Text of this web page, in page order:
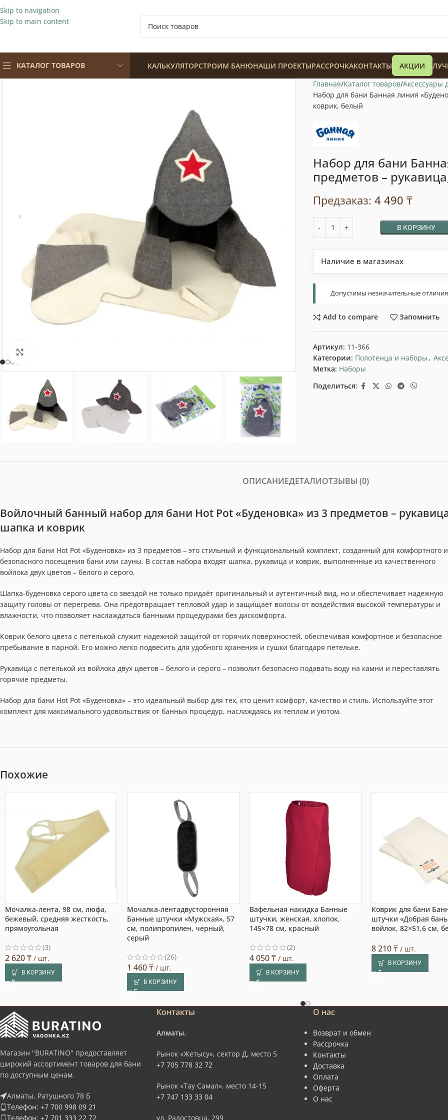
Skip to navigation
Skip to main content
КАТАЛОГ ТОВАРОВ КАЛЬКУЛЯТОРСТРОИМ БАНЮНАШИ ПРОЕКТЫРАССРОЧКАКОНТАКТЫ АКЦИИ
Главная Каталог товаров Аксессуары
Набор для бани Банная линия
коврик, белый
Набор для бани
предметов –
Предзаказ: 4 490 ₸
В КОРЗИНУ
Наличие в магазинах
Допустимы незначительные
Add to compare Запомнить
Артикул: 11-366
Категории: Полотенца и наборы ,
Метка: Наборы
Поделиться:
ОПИСАНИЕДЕТАЛИОТЗЫВЫ (0)
Войлочный банный набор для бани Hot Pot «Буденовка» из 3 предметов –
шапка и коврик
Набор для бани Hot Pot «Буденовка» из 3 предметов – это стильный и функциональный комплект, созданный для комфортного и
безопасного посещения бани или сауны. В состав набора входят шапка, рукавица и коврик, выполненные из качественного
войлока двух цветов – белого и серого.
Шапка-буденовка серого цвета со звездой не только придаёт оригинальный и аутентичный вид, но и обеспечивает надежную
защиту головы от перегрева. Она предотвращает тепловой удар и защищает волосы от воздействия высокой температуры и
влажности, что позволяет наслаждаться банными процедурами без дискомфорта.
Коврик белого цвета с петелькой служит надежной защитой от горячих поверхностей, обеспечивая комфортное и безопасное
пребывание в парной. Его можно легко подвесить для удобного хранения и сушки благодаря петельке.
Рукавица с петелькой из войлока двух цветов – белого и серого – позволит безопасно подавать воду на камни и переставлять
горячие предметы.
Набор для бани Hot Pot «Буденовка» – это идеальный выбор для тех, кто ценит комфорт, качество и стиль. Используйте этот
комплект для максимального удовольствия от банных процедур, наслаждаясь их теплом и уютом.
Похожие
Мочалка-лента, 98 см, люфа,
бежевый, средняя жесткость,
прямоугольная
(3)
2 620₸ / шт.
В КОРЗИНУ
Мочалка-лентадвусторонняя
Банные штучки «Мужская», 57
см, полипропилен, черный,
серый
(26)
1 460₸ / шт.
В КОРЗИНУ
Вафельная накидка Банные
штучки, женская, хлопок,
145×78 см, красный
(2)
4 050₸/ шт.
В КОРЗИНУ
Коврик для бани
штучки «Добрая
войлок, 82×51,6 см,
8 210₸ / шт.
В КОРЗИНУ
Магазин "BURATINO" предоставляет
широкий ассортимент товаров для бани
по доступным ценам.
Алматы, Ратушного 78 Б
Телефон: +7 700 998 09 21
Телефон: +7 701 333 22 72
Контакты
Алматы.
Рынок «Жетысу», сектор Д, место 5
+7 705 778 32 72
Рынок «Тау Самал», место 14-15
+7 747 133 33 04
ул. Радостовца, 299
О нас
Возврат и обмен
Рассрочка
Контакты
Доставка
Оплата
Оферта
О нас